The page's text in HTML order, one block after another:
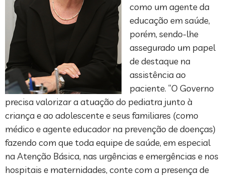
como um agente da
educação em saúde,
porém, sendo-lhe
assegurado um papel
de destaque na
assistência ao
paciente. “O Governo
precisa valorizar a atuação do pediatra junto à
criança e ao adolescente e seus familiares (como
médico e agente educador na prevenção de doenças)
fazendo com que toda equipe de saúde, em especial
na Atenção Básica, nas urgências e emergências e nos
hospitais e maternidades, conte com a presença de